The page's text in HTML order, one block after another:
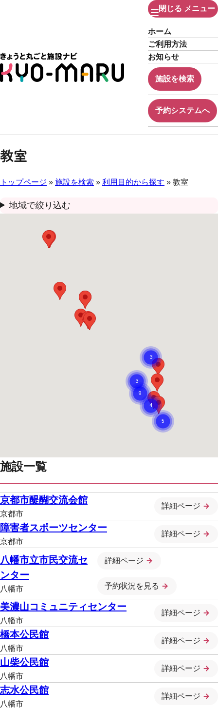
閉じる メニュー
ホーム
ご利用方法
お知らせ
施設を検索
予約システムへ
教室
トップページ » 施設を検索 » 利用目的から探す » 教室
地域で絞り込む
施設一覧
京都市醍醐交流会館
京都市
詳細ページ
障害者スポーツセンター
京都市
詳細ページ
八幡市立市民交流セ
ンター
八幡市
詳細ページ
予約状況を見る
美濃山コミュニティセンター
八幡市
詳細ページ
橋本公民館
八幡市
詳細ページ
山柴公民館
八幡市
詳細ページ
志水公民館
八幡市
詳細ページ